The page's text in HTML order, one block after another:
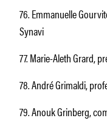
76. Emmanuelle
Synavi
77. Marie-Aleth Grard,
78. André Grimaldi,
79. Anouk Grinberg,